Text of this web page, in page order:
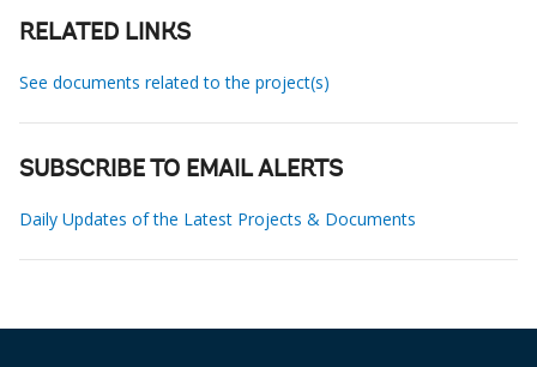
RELATED LINKS
See documents related to the project(s)
SUBSCRIBE TO EMAIL ALERTS
Daily Updates of the Latest Projects & Documents